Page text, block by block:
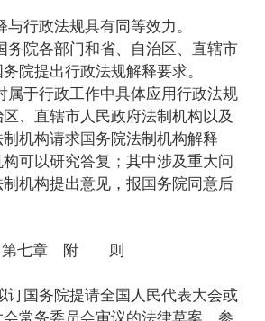
能达成一致意见的，应当将
部门的意见以及国务院法制机
国务院法制机构应当认真研
部门协商后，对行政法规送
法规草案和对草案的说明。
行政法规草案由国务院法制
国务院常务会议审议的建议
方面意见一致或者依据法律制
，可以采取传批方式，由国务
院审批。